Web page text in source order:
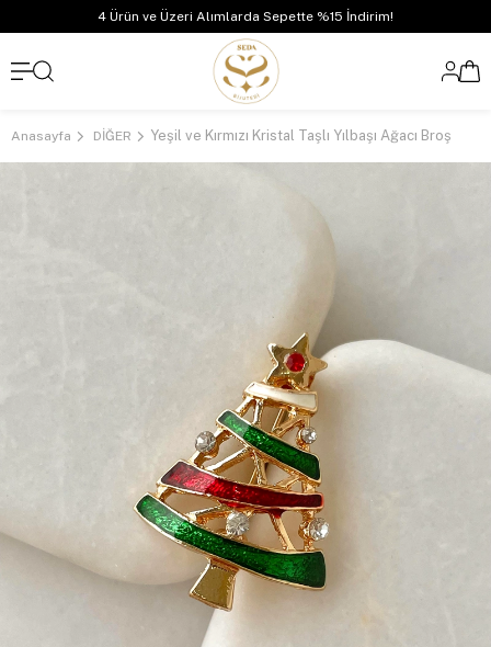
4 Ürün ve Üzeri Alımlarda Sepette %15 İndirim!
Anasayfa DİĞER Yeşil ve Kırmızı Kristal Taşlı Yılbaşı Ağacı Broş